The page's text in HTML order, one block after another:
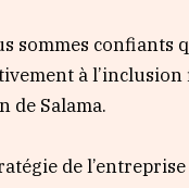
sommes confiants
à l’inclusion
de Salama.
de